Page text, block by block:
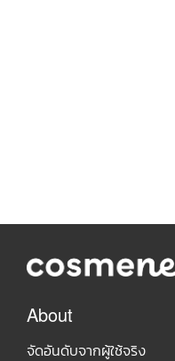
About
จัดอันดับจากผู้ใช้จริง